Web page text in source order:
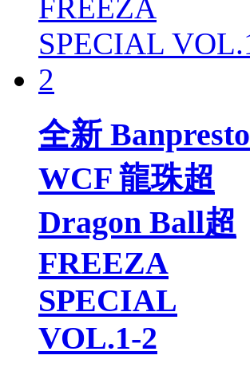
全新 Banpresto
WCF 龍珠超
Dragon Ball超
FREEZA
SPECIAL
VOL.1-2